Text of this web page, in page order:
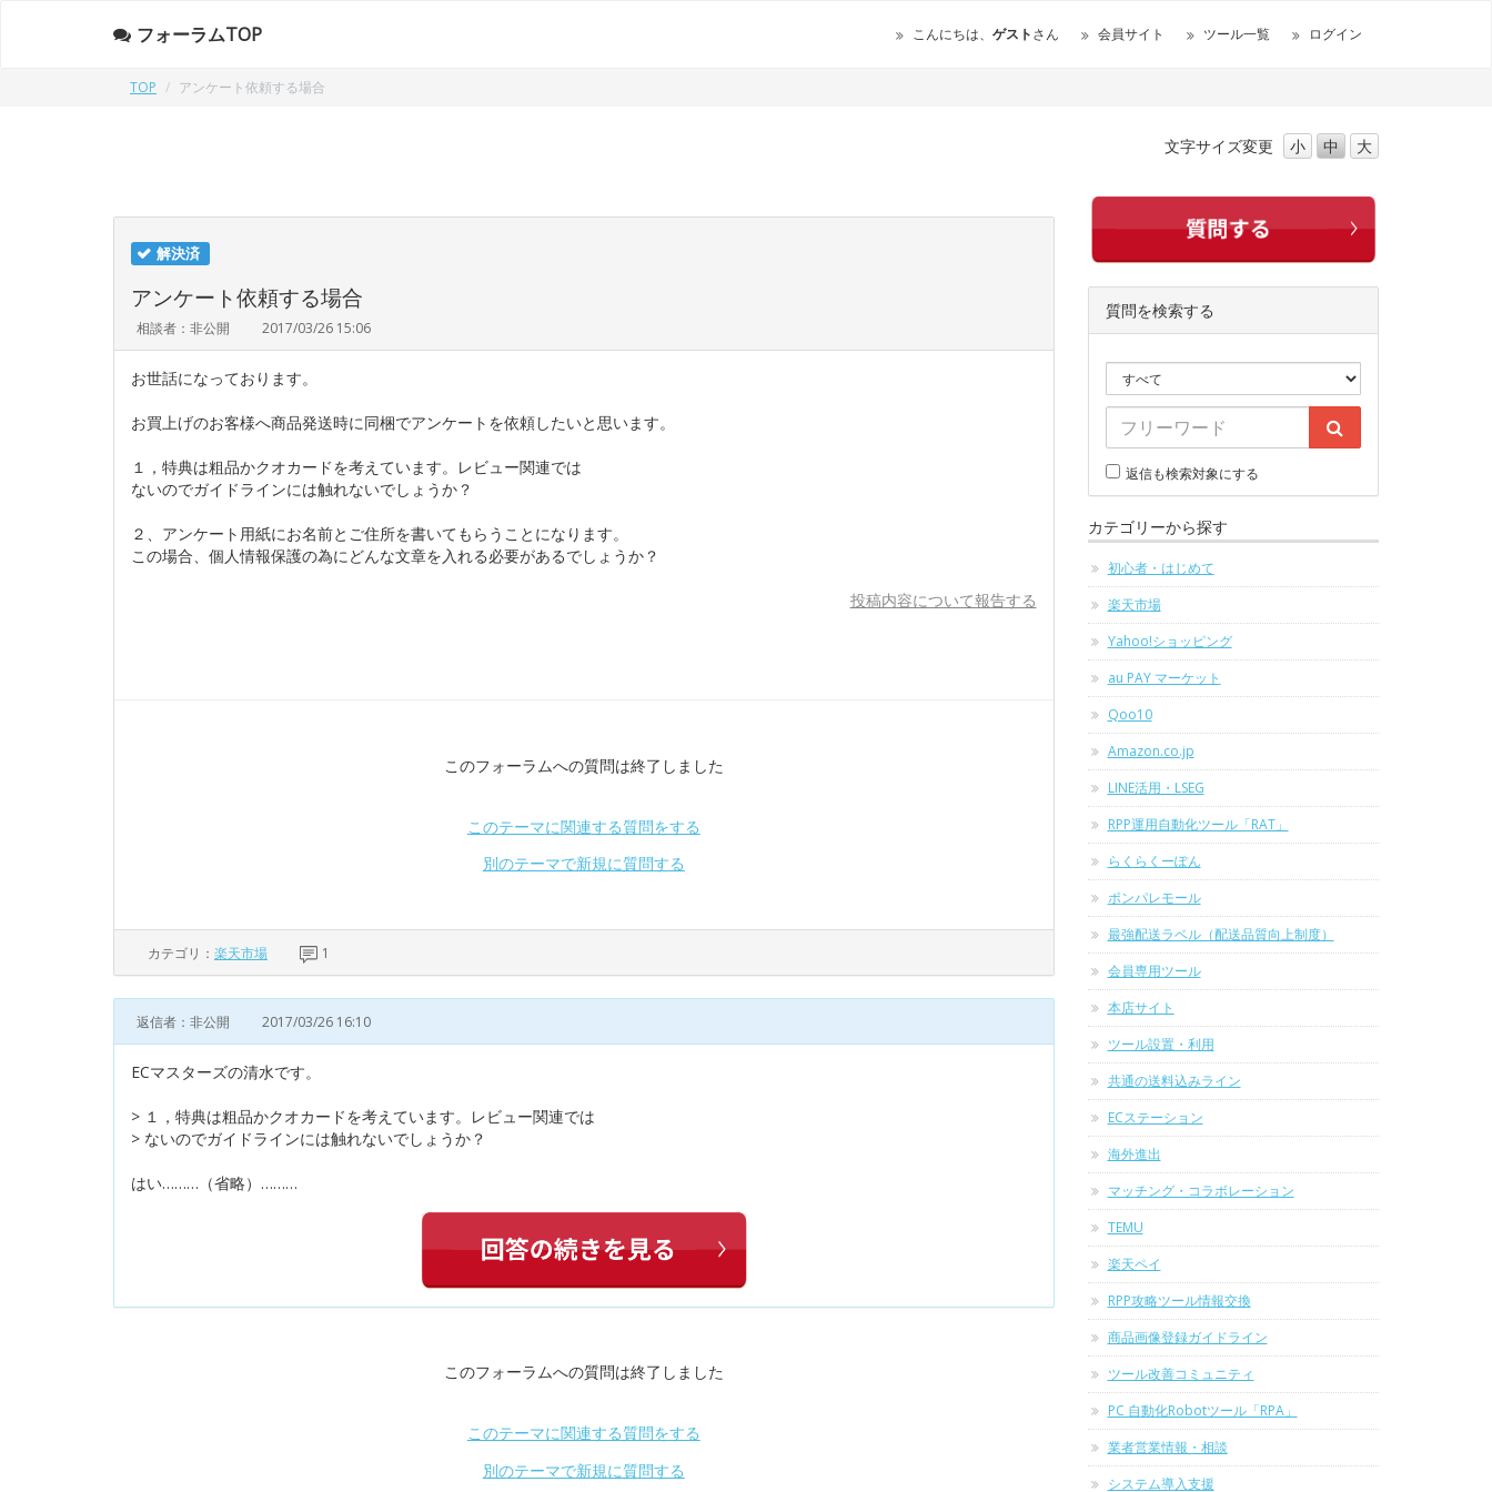
フォーラムTOP こんにちは、 ゲストさん 会員サイト ツール一覧 ログイン
TOP アンケート依頼する場合
文字サイズ変更 小 中 大
解決済
アンケート依頼する場合
相談者：非公開 2017/03/26 15:06
お世話になっております。
お買上げのお客様へ商品発送時に同梱でアンケートを依頼したいと思います。
１，特典は粗品かクオカードを考えています。レビュー関連では
ないのでガイドラインには触れないでしょうか？
２、アンケート用紙にお名前とご住所を書いてもらうことになります。
この場合、個人情報保護の為にどんな文章を入れる必要があるでしょうか？
投稿内容について報告する
このフォーラムへの質問は終了しました
このテーマに関連する質問をする
別のテーマで新規に質問する
カテゴリ： 楽天市場 1
返信者：非公開 2017/03/26 16:10
ECマスターズの清水です。
> １，特典は粗品かクオカードを考えています。レビュー関連では
> ないのでガイドラインには触れないでしょうか？
はい………（省略）………
このフォーラムへの質問は終了しました
このテーマに関連する質問をする
別のテーマで新規に質問する
質問を検索する
返信も検索対象にする
カテゴリーから探す
初心者・はじめて
楽天市場
Yahoo!ショッピング
au PAY マーケット
Qoo10
Amazon.co.jp
LINE活用・LSEG
RPP運用自動化ツール「RAT」
らくらくーぽん
ポンパレモール
最強配送ラベル（配送品質向上制度）
会員専用ツール
本店サイト
ツール設置・利用
共通の送料込みライン
ECステーション
海外進出
マッチング・コラボレーション
TEMU
楽天ペイ
RPP攻略ツール情報交換
商品画像登録ガイドライン
ツール改善コミュニティ
PC 自動化Robotツール「RPA」
業者営業情報・相談
システム導入支援